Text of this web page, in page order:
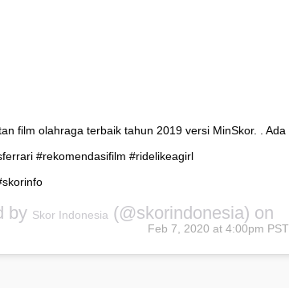
film olahraga terbaik tahun 2019 versi MinSkor. . Ada
#rekomendasifilm #ridelikeagirl
by Skor Indonesia(@skorindonesia) on
Feb 7, 2020 at 4:00pm PST